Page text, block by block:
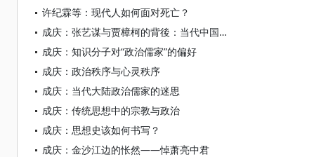
许纪霖等：现代人如何面对死亡？
成庆：张艺谋与贾樟柯的背後：当代中国文化生产的第三只手
成庆：知识分子对“政治儒家”的偏好
成庆：政治秩序与心灵秩序
成庆：当代大陆政治儒家的迷思
成庆：传统思想中的宗教与政治
成庆：思想史该如何书写？
成庆：金沙江边的怅然——悼萧亮中君